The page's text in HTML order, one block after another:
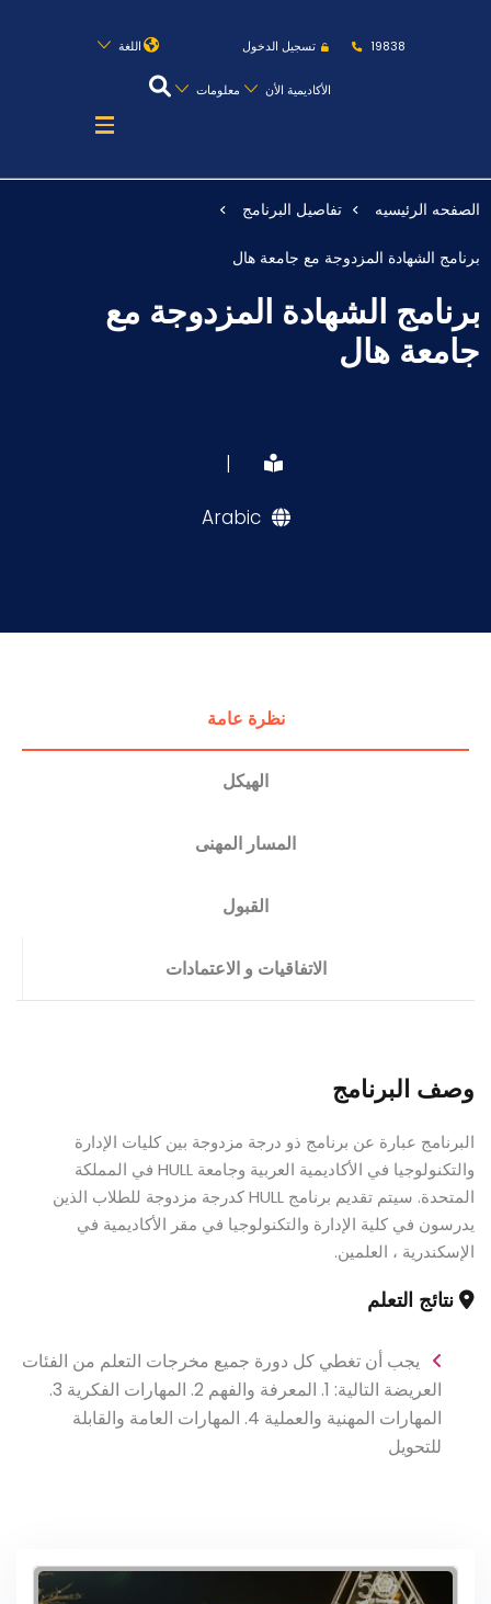
19838 تسجيل الدخول اللغة
الأكاديمية الأن معلومات
عن الأكاديمية
النقل البحري
القبول والتسجيل
الدراسات الأكاديمية
المجمعات
الصفحه الرئيسيه تفاصيل البرنامج
برنامج الشهادة المزدوجة مع جامعة هال
برنامج الشهادة المزدوجة مع
جامعة هال
Arabic
نظرة عامة
الهيكل
المسار المهنى
القبول
الاتفاقيات و الاعتمادات
وصف البرنامج
البرنامج عبارة عن برنامج ذو درجة مزدوجة بين كليات الإدارة
والتكنولوجيا في الأكاديمية العربية وجامعة HULL في المملكة
المتحدة. سيتم تقديم برنامج HULL كدرجة مزدوجة للطلاب الذين
يدرسون في كلية الإدارة والتكنولوجيا في مقر الأكاديمية في
الإسكندرية ، العلمين.
نتائج التعلم
يجب أن تغطي كل دورة جميع مخرجات التعلم من الفئات
العريضة التالية: 1. المعرفة والفهم 2. المهارات الفكرية 3.
المهارات المهنية والعملية 4. المهارات العامة والقابلة
للتحويل